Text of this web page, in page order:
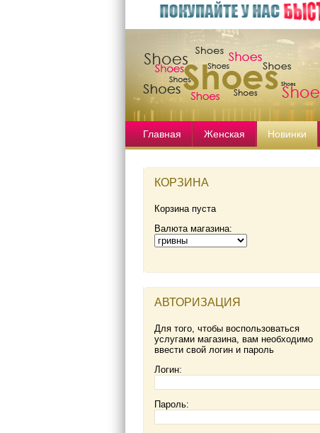
Главная Женская Новинки
КОРЗИНА
Корзина пуста
Валюта магазина:
АВТОРИЗАЦИЯ
Для того, чтобы воспользоваться
услугами магазина, вам необходимо
ввести свой логин и пароль
Логин:
Пароль: